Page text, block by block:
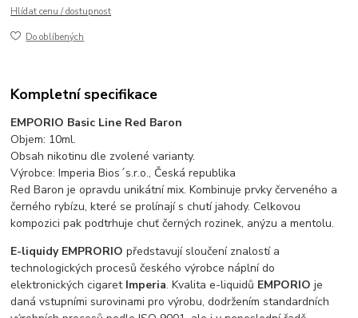
Hlídat cenu / dostupnost
Do oblíbených
Kompletní specifikace
EMPORIO Basic Line Red Baron
Objem: 10ml.
Obsah nikotinu dle zvolené varianty.
Výrobce: Imperia Bios´s.r.o., Česká republika
Red Baron je opravdu unikátní mix. Kombinuje prvky červeného a
černého rybízu, které se prolínají s chutí jahody. Celkovou
kompozici pak podtrhuje chuť černých rozinek, anýzu a mentolu.
E-liquidy EMPRORIO představují sloučení znalostí a
technologických procesů českého výrobce náplní do
elektronických cigaret Imperia. Kvalita e-liquidů EMPORIOje
daná vstupními surovinami pro výrobu, dodržením standardních